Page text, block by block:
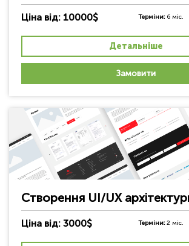
Ціна від: 10000$ Терміни:6 міс.
Детальніше
Замовити
Створення UI/UX
Ціна від: 3000$ Терміни:2 міс.